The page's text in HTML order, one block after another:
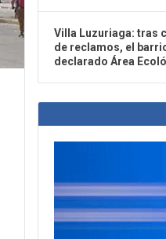
Villa Luzuriaga: tras
de reclamos, el
declarado Área